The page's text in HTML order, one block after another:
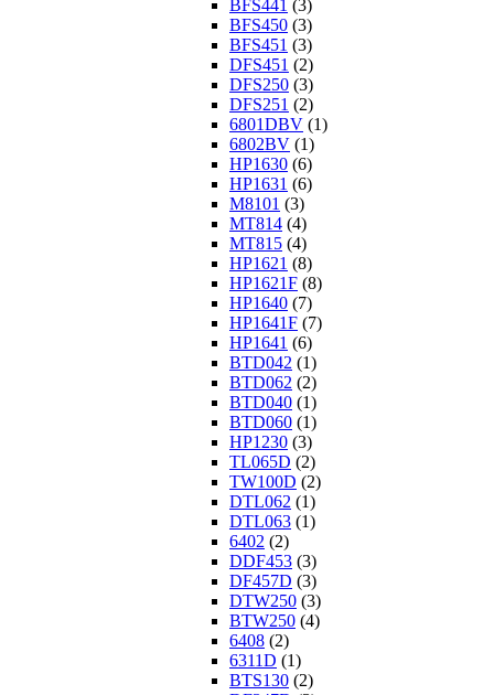
BFS441 (3)
BFS450 (3)
BFS451 (3)
DFS451 (2)
DFS250 (3)
DFS251 (2)
6801DBV (1)
6802BV (1)
HP1630 (6)
HP1631 (6)
M8101 (3)
MT814 (4)
MT815 (4)
HP1621 (8)
HP1621F (8)
HP1640 (7)
HP1641F (7)
HP1641 (6)
BTD042 (1)
BTD062 (2)
BTD040 (1)
BTD060 (1)
HP1230 (3)
TL065D (2)
TW100D (2)
DTL062 (1)
DTL063 (1)
6402 (2)
DDF453 (3)
DF457D (3)
DTW250 (3)
BTW250 (4)
6408 (2)
6311D (1)
BTS130 (2)